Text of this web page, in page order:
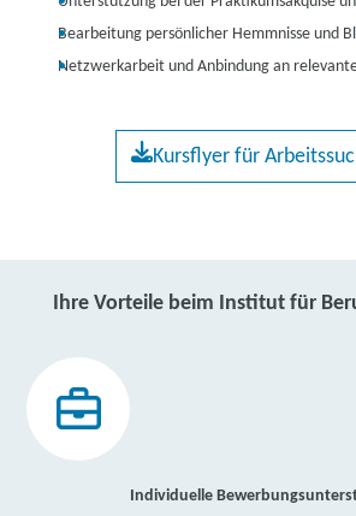
Bearbeitung persönlicher Hemmnisse und
Netzwerkarbeit und Anbindung an
Kursflyer für
Ihre Vorteile beim Institut für
Individuelle